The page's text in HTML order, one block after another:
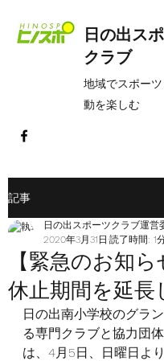
日の出ス
クラブ
地域でスポー
動を楽しむ
記事
【緊急のお知
休止期間を延長
日の出スポーツクラブ運営
2020年3月31日 読了時間: 1
日の出南小学校のグラ
る専門クラブと協力団
は、 4月5日、日曜日よ